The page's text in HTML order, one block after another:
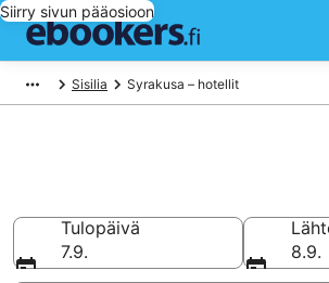
Siirry sivun pääosioon
Sisilia Syrakusa – hotellit
Tulopäivä
7.9.
8.9.